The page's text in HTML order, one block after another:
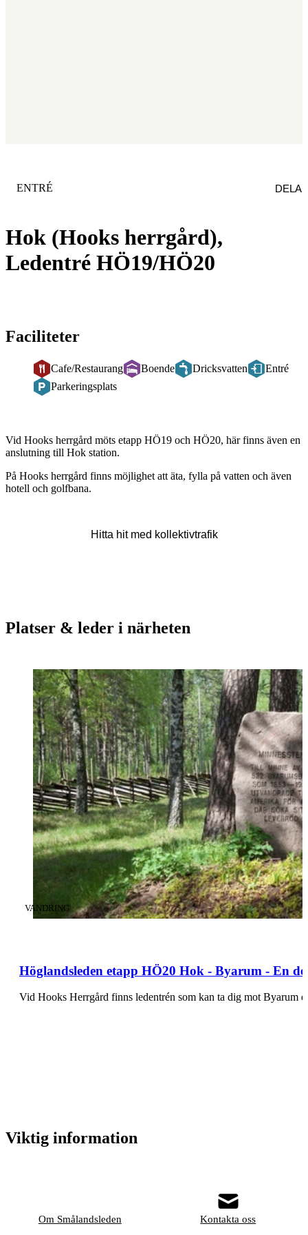
Hok (Hooks herrgård),
Ledentré HÖ19/HÖ20
KATEGORI
ENTRÉ DELA
Faciliteter
Cafe/Restaurang Boende Dricksvatten
Entré
Parkeringsplats
Beskrivning
Vid Hooks herrgård möts etapp HÖ19 och HÖ20, här finns även en
anslutning till Hok station.
På Hooks herrgård finns möjlighet att äta, fylla på vatten och även
hotell och golfbana.
Hitta hit med kollektivtrafik
Platser & leder i närheten
Höglandsleden etapp HÖ20 Hok - Byarum - En
KATEGORI:
VANDRING
Vid Hooks Herrgård finns ledentrén som kan ta dig mot Byarum
Viktig information
Om Smålandsleden Kontakta oss